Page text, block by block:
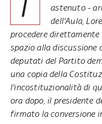
astenuto -
dell'Aula,
procedere
spazio alla discussione
deputati del Partito
una copia della
l'incostituzionalità di
ora dopo, il presidente
firmato la conversione